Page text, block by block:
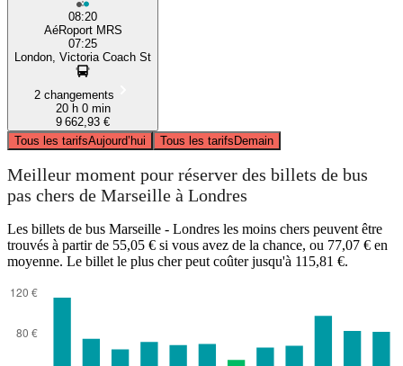
08:20
AéRoport MRS
07:25
London, Victoria Coach St
2 changements
20 h 0 min
9 662,93 €
Tous les tarifsAujourd’hui Tous les tarifsDemain
Meilleur moment pour réserver des billets de bus
pas chers de Marseille à Londres
Les billets de bus Marseille - Londres les moins chers peuvent être
trouvés à partir de 55,05 € si vous avez de la chance, ou 77,07 € en
moyenne. Le billet le plus cher peut coûter jusqu'à 115,81 €.